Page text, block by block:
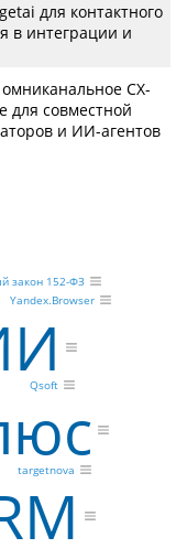
для контактного
в интеграции и
CX-
для совместной
и ИИ-агентов
Qsoft
targetnova
Yandex.Browser
закон 152-ФЗ